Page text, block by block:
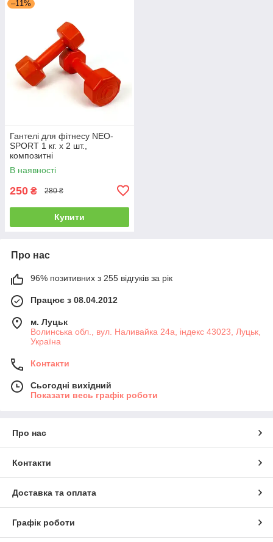
–11%
Гантелі для фітнесу NEO-
SPORT 1 кг. x 2 шт.,
композитні
В наявності
250 ₴ 280 ₴
Купити
Про нас
96% позитивних з 255 відгуків за рік
Працює з 08.04.2012
м. Луцьк
Волинська обл., вул. Наливайка 24а, індекс 43023, Луцьк,
Україна
Контакти
Сьогодні вихідний
Показати весь графік роботи
Про нас
Контакти
Доставка та оплата
Графік роботи